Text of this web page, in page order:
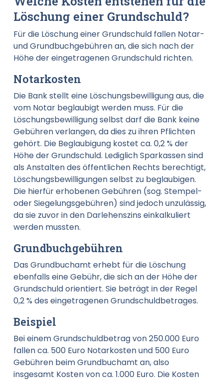
Löschung einer Grundschuld?
Für die Löschung einer Grundschuld fallen Notar-
und Grundbuchgebühren an, die sich nach der
Höhe der eingetragenen Grundschuld richten.
Notarkosten
Die Bank stellt eine Löschungsbewilligung aus, die
vom Notar beglaubigt werden muss. Für die
Löschungsbewilligung selbst darf die Bank keine
Gebühren verlangen, da dies zu ihren Pflichten
gehört. Die Beglaubigung kostet ca. 0,2 % der
Höhe der Grundschuld. Lediglich Sparkassen sind
als Anstalten des öffentlichen Rechts berechtigt,
Löschungsbewilligungen selbst zu beglaubigen.
Die hierfür erhobenen Gebühren (sog. Stempel-
oder Siegelungsgebühren) sind jedoch unzulässig,
da sie zuvor in den Darlehenszins einkalkuliert
werden mussten.
Grundbuchgebühren
Das Grundbuchamt erhebt für die Löschung
ebenfalls eine Gebühr, die sich an der Höhe der
Grundschuld orientiert. Sie beträgt in der Regel
0,2 % des eingetragenen Grundschuldbetrages.
Beispiel
Bei einem Grundschuldbetrag von 250.000 Euro
fallen ca. 500 Euro Notarkosten und 500 Euro
Gebühren beim Grundbuchamt an, also
insgesamt Kosten von ca. 1.000 Euro. Die Kosten